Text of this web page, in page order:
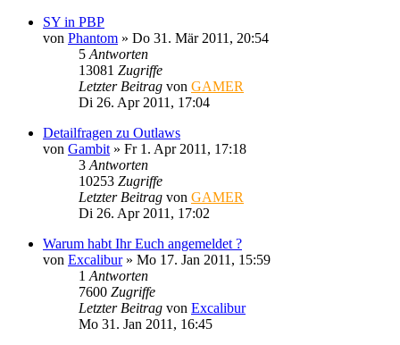
SY in PBP
von Phantom » Do 31. Mär 2011, 20:54
5 Antworten
13081 Zugriffe
Letzter Beitrag von GAMER
Di 26. Apr 2011, 17:04
Detailfragen zu Outlaws
von Gambit » Fr 1. Apr 2011, 17:18
3 Antworten
10253 Zugriffe
Letzter Beitrag von GAMER
Di 26. Apr 2011, 17:02
Warum habt Ihr Euch angemeldet ?
von Excalibur» Mo 17. Jan 2011, 15:59
1 Antworten
7600 Zugriffe
Letzter Beitrag von Excalibur
Mo 31. Jan 2011, 16:45